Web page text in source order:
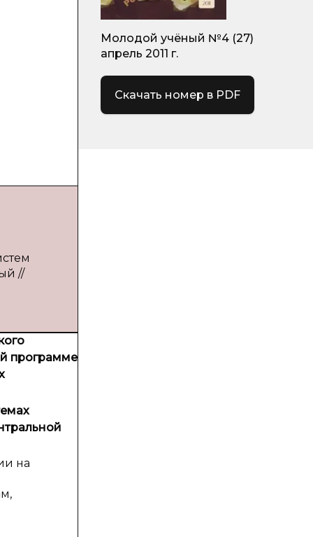
//
программе
на
Молодой учёный №4 (27)
апрель 2011 г.
Скачать номер в PDF